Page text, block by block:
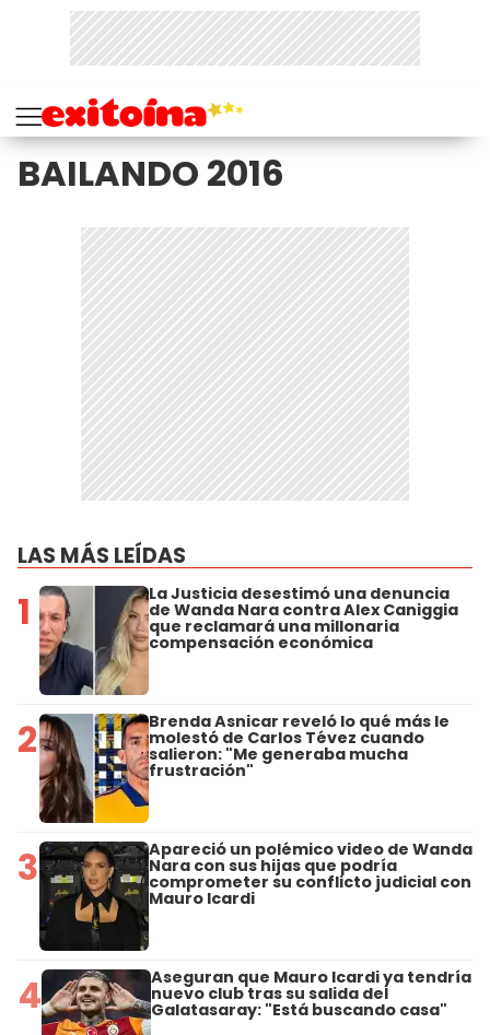
BAILANDO 2016
LAS MÁS LEÍDAS
1 La Justicia desestimó una denuncia
de Wanda Nara contra Alex Caniggia
que reclamará una millonaria
compensación económica
2 Brenda Asnicar reveló lo qué más le
molestó de Carlos Tévez cuando
salieron: "Me generaba mucha
frustración"
3 Apareció un polémico video de Wanda
Nara con sus hijas que podría
comprometer su conflicto judicial con
Mauro Icardi
4 Aseguran que Mauro Icardi ya tendría
nuevo club tras su salida del
Galatasaray: "Está buscando casa"